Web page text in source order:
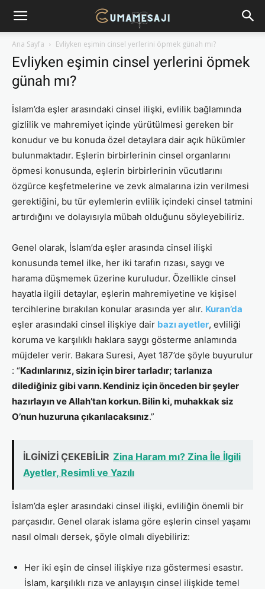
Ana Sayfa Evliyken eşimin cinsel yerlerini öpmek günah mı?
Evliyken eşimin cinsel yerlerini öpmek
günah mı?
İslam’da eşler arasındaki cinsel ilişki, evlilik bağlamında
gizlilik ve mahremiyet içinde yürütülmesi gereken bir
konudur ve bu konuda özel detaylara dair açık hükümler
bulunmaktadır. Eşlerin birbirlerinin cinsel organlarını
öpmesi konusunda, eşlerin birbirlerinin vücutlarını
özgürce keşfetmelerine ve zevk almalarına izin verilmesi
gerektiğini, bu tür eylemlerin evlilik içindeki cinsel tatmini
artırdığını ve dolayısıyla mübah olduğunu söyleyebiliriz.
Genel olarak, İslam’da eşler arasında cinsel ilişki
konusunda temel ilke, her iki tarafın rızası, saygı ve
harama düşmemek üzerine kuruludur. Özellikle cinsel
hayatla ilgili detaylar, eşlerin mahremiyetine ve kişisel
tercihlerine bırakılan konular arasında yer alır. Kuran’da
eşler arasındaki cinsel ilişkiye dair bazı ayetler, evliliği
koruma ve karşılıklı haklara saygı gösterme anlamında
müjdeler verir. Bakara Suresi, Ayet 187’de şöyle buyurulur
: “Kadınlarınız, sizin için birer tarladır; tarlanıza
dilediğiniz gibi varın. Kendiniz için önceden bir şeyler
hazırlayın ve Allah’tan korkun. Bilin ki, muhakkak siz
O’nun huzuruna çıkarılacaksınız.”
İLGİNİZİ ÇEKEBİLİR Zina Haram mı? Zina İle İlgili
Ayetler, Resimli ve Yazılı
İslam’da eşler arasındaki cinsel ilişki, evliliğin önemli bir
parçasıdır. Genel olarak islama göre eşlerin cinsel yaşamı
nasıl olmalı dersek, şöyle olmalı diyebiliriz:
Her iki eşin de cinsel ilişkiye rıza göstermesi esastır.
İslam, karşılıklı rıza ve anlayışın cinsel ilişkide temel